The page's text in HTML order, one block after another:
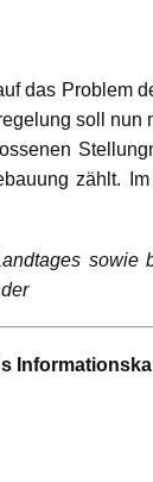
das
soll
zählt.
sowie